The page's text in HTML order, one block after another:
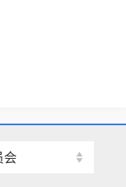
会